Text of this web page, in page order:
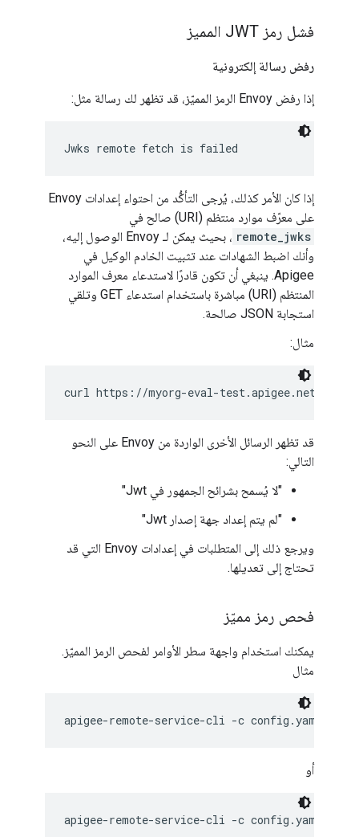
فشل رمز JWT المميز
رفض رسالة إلكترونية
إذا رفض Envoy الرمز المميّز، قد تظهر لك رسالة مثل:
Jwks remote fetch is failed
إذا كان الأمر كذلك، يُرجى التأكُّد من احتواء إعدادات Envoy
على معرّف موارد منتظم (URI) صالح في
remote_jwks
، بحيث يمكن لـ Envoy الوصول إليه،
وأنك اضبط الشهادات عند تثبيت الخادم الوكيل في
Apigee. ينبغي أن تكون قادرًا لاستدعاء معرف الموارد
المنتظم (URI) مباشرة باستخدام استدعاء GET وتلقي
استجابة JSON صالحة.
مثال:
curl https://myorg-eval-test.apigee.net/
قد تظهر الرسائل الأخرى الواردة من Envoy على النحو
التالي:
"لا يُسمح بشرائح الجمهور في Jwt"
"لم يتم إعداد جهة إصدار Jwt"
ويرجع ذلك إلى المتطلبات في إعدادات Envoy التي قد
تحتاج إلى تعديلها.
فحص رمز مميّز
يمكنك استخدام واجهة سطر الأوامر لفحص الرمز المميّز.
مثال
apigee-remote-service-cli -c config.yaml
أو
apigee-remote-service-cli -c config.yaml token